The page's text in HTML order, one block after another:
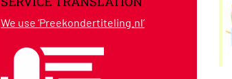
We use ‘Preekondertiteling.nl’